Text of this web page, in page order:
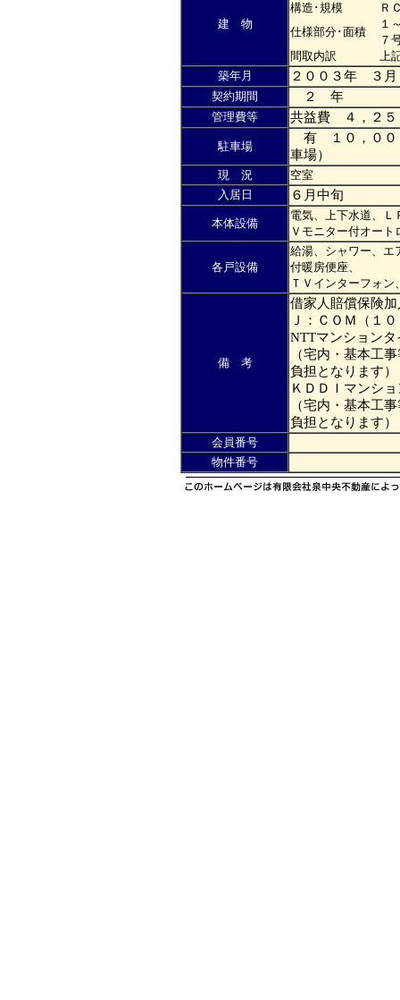
建 物
構造･規模
Ｒ
仕様部分･面積
１
７
間取内訳
上
築年月
２００３年 ３月
契約期間 ２ 年
管理費等 共益費 ４，２５
駐車場
有 １０，００
車場）
現 況
空室
入居日
６月中旬
本体設備
電気、上下水道、Ｌ
Ｖモニター付オート
各戸設備
給湯、シャワー、エ
付暖房便座、
ＴＶインターフォ
備 考
借家人賠償保険
Ｊ：ＣＯＭ（１
NTTマンション
（宅内・基本工
負担となります）
ＫＤＤＩマンシ
（宅内・基本工
負担となります）
会員番号
物件番号